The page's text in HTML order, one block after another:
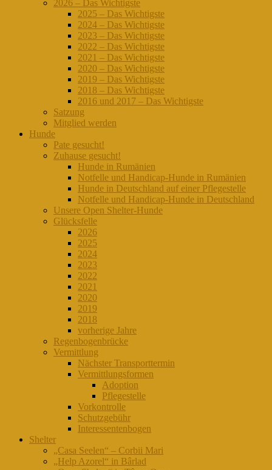
2026 – Das Wichtigste
2025 – Das Wichtigste
2024 – Das Wichtigste
2023 – Das Wichtigste
2022 – Das Wichtigste
2021 – Das Wichtigste
2020 – Das Wichtigste
2019 – Das Wichtigste
2018 – Das Wichtigste
2016 und 2017 – Das Wichtigste
Satzung
Mitglied werden
Hunde
Pate gesucht!
Zuhause gesucht!
Hunde in Rumänien
Notfelle und Handicap-Hunde in Rumänien
Hunde in Deutschland auf einer Pflegestelle
Notfelle und Handicap-Hunde in Deutschland
Unsere Open Shelter-Hunde
Glücksfelle
2026
2025
2024
2023
2022
2021
2020
2019
2018
vorherige Jahre
Regenbogenbrücke
Vermittlung
Nächster Transporttermin
Vermittlungsformen
Adoption
Pflegestelle
Vorkontrolle
Schutzgebühr
Interessentenbogen
Shelter
„Casa Seelen“ – Corbii Mari
„Help Azorel“ in Bârlad